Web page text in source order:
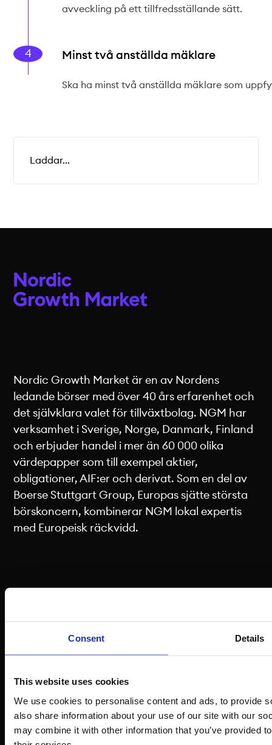
Consent Details
This website uses cookies
We use cookies to personalise content and ads, to provide
also share information about your use of our site with our
may combine it with other information that you’ve provided
avveckling på ett tillfredsställande sätt.
Minst två anställda mäklare
Ska ha minst två anställda mäklare som
Laddar...
Nordic Growth Market är en av Nordens
ledande börser med över 40 års erfarenhet och
det självklara valet för tillväxtbolag. NGM har
verksamhet i Sverige, Norge, Danmark, Finland
och erbjuder handel i mer än 60 000 olika
värdepapper som till exempel aktier,
obligationer, AIF:er och derivat. Som en del av
Boerse Stuttgart Group, Europas sjätte största
börskoncern, kombinerar NGM lokal expertis
med Europeisk räckvidd.
Om NGM
Om oss
Följ oss